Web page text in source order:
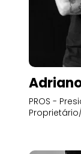
PROS -